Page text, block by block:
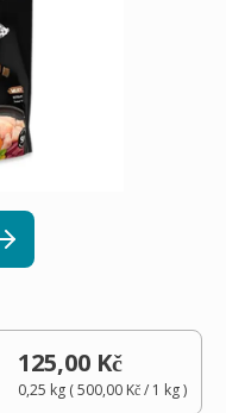
125,00 Kč
0,25 kg(500,00 Kč/ 1 kg)